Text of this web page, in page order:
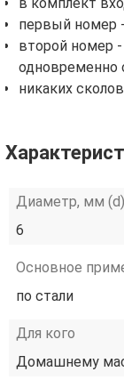
первый номер
второй номер
одновременно
никаких
Диаметр, мм (d)
6
Основное
по стали
Для кого
Домашнему